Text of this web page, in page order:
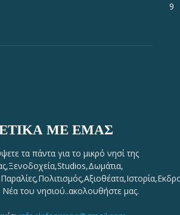
9
ΜΕ ΕΜΆΣ
τα πάντα για το μικρό νησί της
Νέα του νησιού..ακολουθήστε μας.